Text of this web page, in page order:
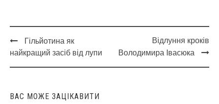
Post
navigation
Гільйотина як
найкращий засіб від лупи
Відлуння кроків
Володимира Івасюка
ВАС МОЖЕ ЗАЦІКАВИТИ